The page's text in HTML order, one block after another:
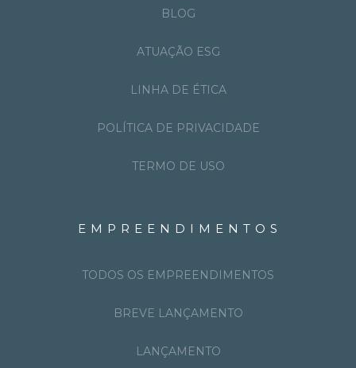
BLOG
ATUAÇÃO ESG
LINHA DE ÉTICA
POLÍTICA DE PRIVACIDADE
TERMO DE USO
EMPREENDIMENTOS
TODOS OS EMPREENDIMENTOS
BREVE LANÇAMENTO
LANÇAMENTO